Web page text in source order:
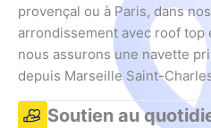
provençal ou à Paris, dans
arrondissement avec roof top
nous assurons une navette
depuis Marseille Saint-
Soutien au